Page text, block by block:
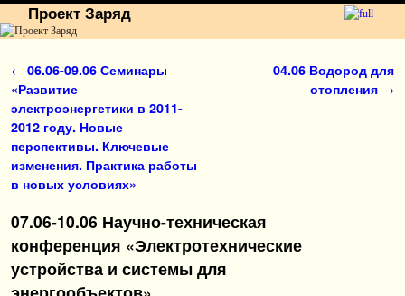
Проект Заряд
Навигация по записям
← 06.06-09.06 Семинары
«Развитие
электроэнергетики в 2011-
2012 году. Новые
перспективы. Ключевые
изменения. Практика работы
в новых условиях»
04.06 Водород для
отопления →
07.06-10.06 Научно-техническая
конференция «Электротехнические
устройства и системы для